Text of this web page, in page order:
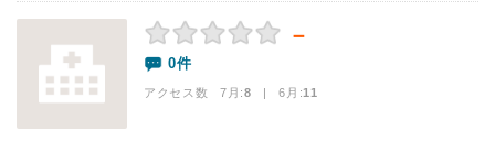
－
0件
アクセス数 7月:8 | 6月:11